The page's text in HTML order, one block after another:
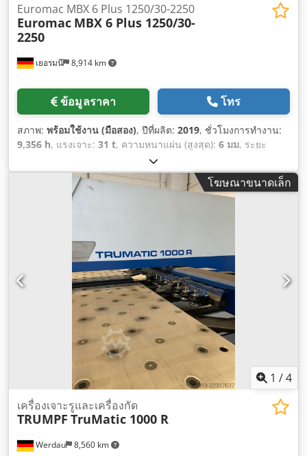
เยอรมนี 8,914 km
Euromac MBX 6 Plus 1250/30-2250
Euromac MBX 6 Plus 1250/30-
2250
ข้อมูลราคา โทร
สภาพ: พร้อมใช้งาน (มือสอง), ปีที่ผลิต: 2019, ชั่วโมงการทำงาน:
9,356 h, แรงเจาะ: 31 t, ความหนาแผ่น (สูงสุด): 6 มม, ระยะ
, ระยะเคลื่อนที่แกน Y:
โฆษณาขนาดเล็ก
1 /4
Werdau 8,560 km
เครื่องเจาะรูและเครื่องกัด
TRUMPF TruMatic 1000 R